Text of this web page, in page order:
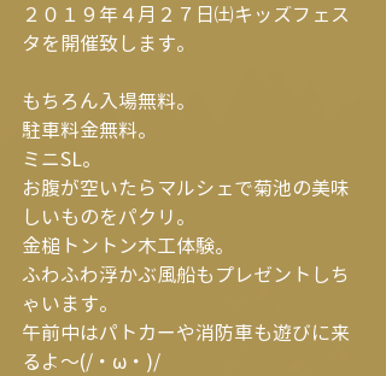
２０１９年４月２７日㈯キッズフェス
タを開催致します。
もちろん入場無料。
駐車料金無料。
ミニSL。
お腹が空いたらマルシェで菊池の美味
しいものをパクリ。
金槌トントン木工体験。
ふわふわ浮かぶ風船もプレゼントしち
ゃいます。
午前中はパトカーや消防車も遊びに来
るよ～(/・ω・)/